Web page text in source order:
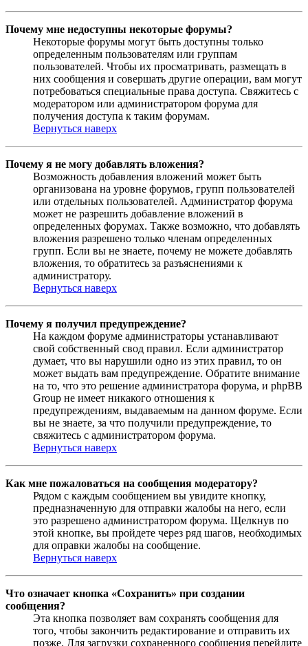
Почему мне недоступны некоторые форумы?
Некоторые форумы могут быть доступны только
определенным пользователям или группам
пользователей. Чтобы их просматривать, размещать в
них сообщения и совершать другие операции, вам могут
потребоваться специальные права доступа. Свяжитесь с
модератором или администратором форума для
получения доступа к таким форумам.
Вернуться наверх
Почему я не могу добавлять вложения?
Возможность добавления вложений может быть
организована на уровне форумов, групп пользователей
или отдельных пользователей. Администратор форума
может не разрешить добавление вложений в
определенных форумах. Также возможно, что добавлять
вложения разрешено только членам определенных
групп. Если вы не знаете, почему не можете добавлять
вложения, то обратитесь за разъяснениями к
администратору.
Вернуться наверх
Почему я получил предупреждение?
На каждом форуме администраторы устанавливают
свой собственный свод правил. Если администратор
думает, что вы нарушили одно из этих правил, то он
может выдать вам предупреждение. Обратите внимание
на то, что это решение администратора форума, и phpBB
Group не имеет никакого отношения к
предупреждениям, выдаваемым на данном форуме. Если
вы не знаете, за что получили предупреждение, то
свяжитесь с администратором форума.
Вернуться наверх
Как мне пожаловаться на сообщения модератору?
Рядом с каждым сообщением вы увидите кнопку,
предназначенную для отправки жалобы на него, если
это разрешено администратором форума. Щелкнув по
этой кнопке, вы пройдете через ряд шагов, необходимых
для оправки жалобы на сообщение.
Вернуться наверх
Что означает кнопка «Сохранить» при создании
сообщения?
Эта кнопка позволяет вам сохранять сообщения для
того, чтобы закончить редактирование и отправить их
позже. Для загрузки сохраненного сообщения перейдите